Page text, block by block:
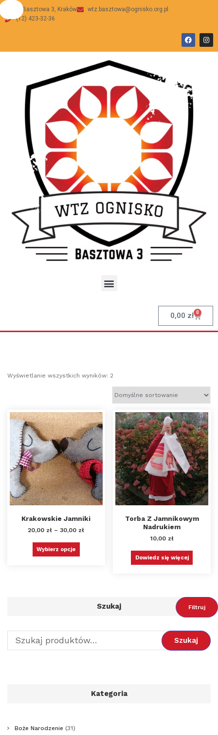
ul Basztowa 3, Kraków
wtz.basztowa@ognisko.org.pl
(12) 423-32-36
0,00 zł 0
Wyświetlanie wszystkich wyników: 2
Krakowskie Jamniki
20,00 zł – 30,00 zł
Wybierz opcje
Torba Z Jamnikowym
Nadrukiem
10,00 zł
Dowiedz się więcej
Szukaj
Szukaj
Kategoria
Boże Narodzenie (31)
Filtruj